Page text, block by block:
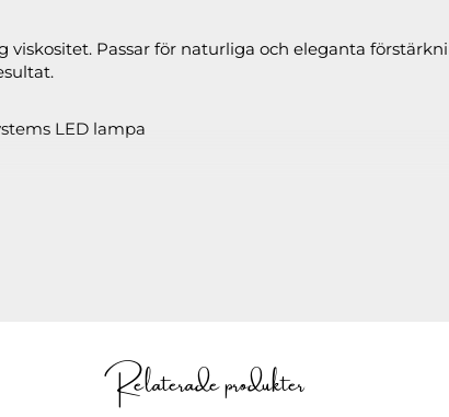
viskositet. Passar för naturliga och eleganta
LED lampa
Relaterade produkter